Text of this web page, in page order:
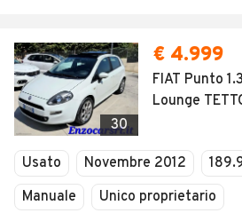
30
€ 4.999
FIAT Punto
Lounge
Usato Novembre 2012
Manuale
Unico proprietario